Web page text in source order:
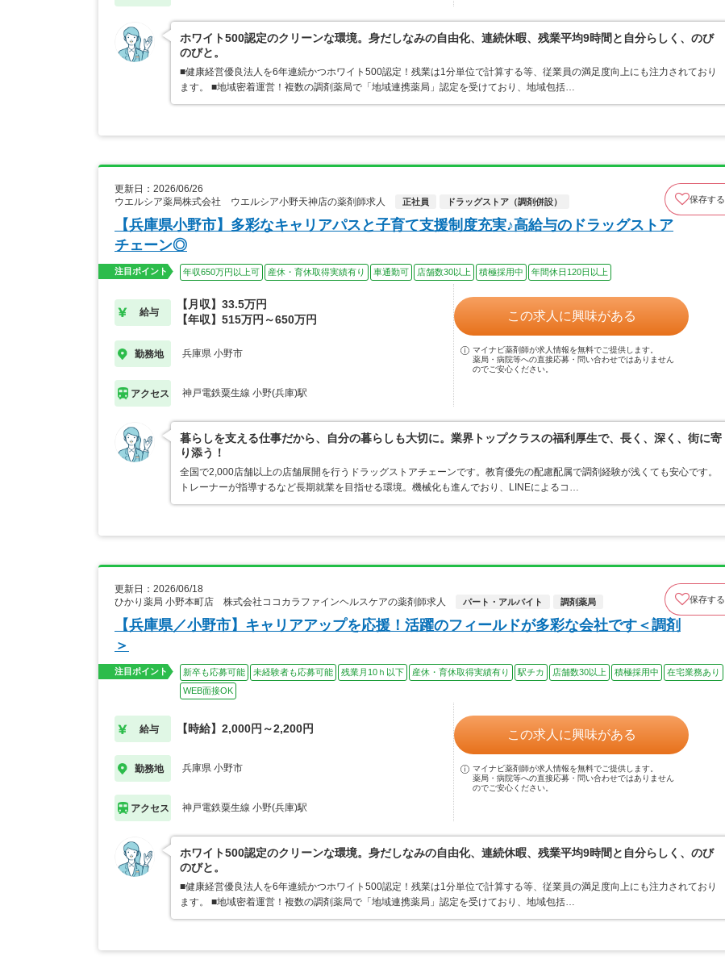
ホワイト500認定のクリーンな環境。身だしなみの自由化、連続休暇、残業平均9時間と自分らしく、のび
のびと。
■健康経営優良法人を6年連続かつホワイト500認定！残業は1分単位で計算する等、従業員の満足度向上にも注力されており
ます。 ■地域密着運営！複数の調剤薬局で「地域連携薬局」認定を受けており、地域包括…
更新日：2026/06/26
ウエルシア薬局株式会社 ウエルシア小野天神店の薬剤師求人
正社員 ドラッグストア（調剤併設） 保存する
【兵庫県小野市】多彩なキャリアパスと子育て支援制度充実♪高給与のドラッグストア
チェーン◎
注目ポイント 年収650万円以上可 産休・育休取得実績有り 車通勤可 店舗数30以上 積極採用中 年間休日120日以上
給与
【月収】33.5万円
【年収】515万円～650万円
勤務地 兵庫県 小野市
アクセス 神戸電鉄粟生線 小野(兵庫)駅
この求人に興味がある
マイナビ薬剤師が求人情報を無料でご提供します。
薬局・病院等への直接応募・問い合わせではありません
のでご安心ください。
暮らしを支える仕事だから、自分の暮らしも大切に。業界トップクラスの福利厚生で、長く、深く、街に寄
り添う！
全国で2,000店舗以上の店舗展開を行うドラッグストアチェーンです。教育優先の配慮配属で調剤経験が浅くても安心です。
トレーナーが指導するなど長期就業を目指せる環境。機械化も進んでおり、LINEによるコ…
更新日：2026/06/18
ひかり薬局 小野本町店 株式会社ココカラファインヘルスケアの薬剤師求人
パート・アルバイト 調剤薬局 保存する
【兵庫県／小野市】キャリアアップを応援！活躍のフィールドが多彩な会社です＜調剤
＞
注目ポイント 新卒も応募可能 未経験者も応募可能 残業月10ｈ以下 産休・育休取得実績有り 駅チカ 店舗数30以上 積極採用中
在宅業務あり
WEB面接OK
給与 【時給】2,000円～2,200円
勤務地 兵庫県 小野市
アクセス 神戸電鉄粟生線 小野(兵庫)駅
この求人に興味がある
マイナビ薬剤師が求人情報を無料でご提供します。
薬局・病院等への直接応募・問い合わせではありません
のでご安心ください。
ホワイト500認定のクリーンな環境。身だしなみの自由化、連続休暇、残業平均9時間と自分らしく、のび
のびと。
■健康経営優良法人を6年連続かつホワイト500認定！残業は1分単位で計算する等、従業員の満足度向上にも注力されており
ます。 ■地域密着運営！複数の調剤薬局で「地域連携薬局」認定を受けており、地域包括…